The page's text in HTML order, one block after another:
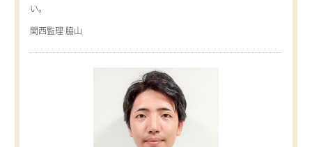
い。
関西監理 脇山